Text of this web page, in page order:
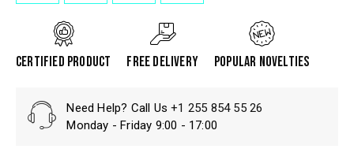
Certified product Free delivery Popular Novelties
Need Help? Call Us+1 255 854 55 26
Monday - Friday 9:00 - 17:00